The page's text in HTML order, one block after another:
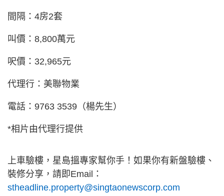
間隔：4房2套
叫價：8,800萬元
呎價：32,965元
代理行：美聯物業
電話：9763 3539（楊先生）
*相片由代理行提供
上車驗樓，星島搵專家幫你手！如果你有新盤驗樓、
裝修分享，請即Email：
stheadline.property@singtaonewscorp.com